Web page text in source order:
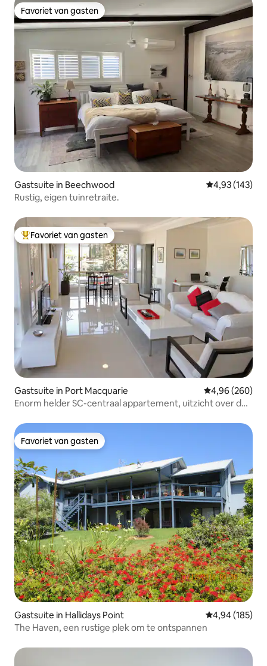
Favoriet van gasten
Favoriet van gasten
Gastsuite in Beechwood Gemiddelde
4,93 (143)
Rustig, eigen tuinretraite.
Topfavoriet van gasten
Favoriet van gasten
Gastsuite in Port Macquarie Gemiddelde
4,96 (260)
Enorm helder SC-centraal appartement, uitzicht over de
Favoriet van gasten
Favoriet van gasten
Gastsuite in Hallidays Point Gemiddelde
4,94 (185)
The Haven, een rustige plek om te ontspannen